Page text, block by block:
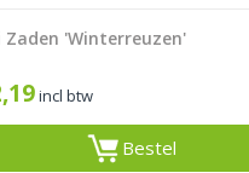
Zaden 'Winterreuzen'
incl btw
Bestel